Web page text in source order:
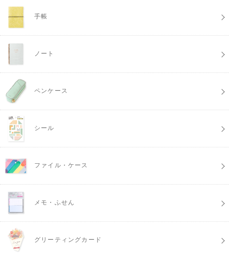
手帳
ノート
ペンケース
シール
ファイル・ケース
メモ・ふせん
グリーティングカード